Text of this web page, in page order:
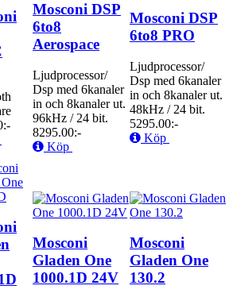
Mosconi DSP
6to8
Aerospace
Ljudprocessor/
Dsp med 6kanaler
in och 8kanaler ut.
96kHz / 24 bit.
8295.00:-
Köp
Mosconi DSP
6to8 PRO
Ljudprocessor/
Dsp med 6kanaler
in och 8kanaler ut.
48kHz / 24 bit.
5295.00:-
Köp
Mosconi
Gladen One
1000.1D 24V
Mosconi
Gladen One
130.2